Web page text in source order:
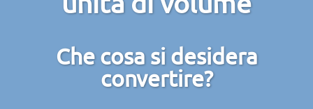
Che cosa si desidera
convertire?